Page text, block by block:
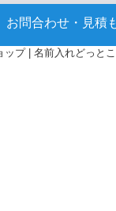
お問合わせ・見積
ップ | 名前入れどっ